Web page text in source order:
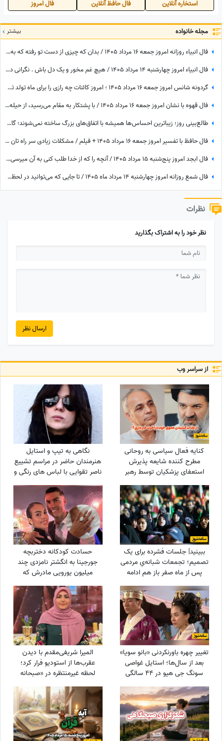
استخاره آنلاین فال حافظ آنلاین فال امروز
مجله خانواده بیشتر
فال انبیاء روزانه امروز جمعه 16 مرداد 1405 / بدان که چیزی از دست تو رفته که به سبب آن غم و اندوه می‌خوری، اما ...
فال انبیاء امروز چهارشنبه 14 مرداد 1405 / هیچ غم مخور و یک دل باش . نگرانی داری ولیکن در دل خود غم راه مده
گردونه شانس امروز جمعه 16 مرداد 1405 ؛ امروز کائنات چه رازی را برای ماه تولد تو فاش کرده؟
فال قهوه با نشان امروز جمعه 16 مرداد 1405 / با پشتکار به مقام می‌رسید، از حیله دوستان خود را پنهان کنید
طالع‌بینی روز؛ زیباترین احساس‌ها همیشه با اتفاق‌های بزرگ ساخته نمی‌شوند؛ گاهی یک نگاه یا یک توجه کوتاه می‌تواند یک روز معمولی را به خاطره‌ای خاص تبدیل کند / پنج‌شنبه 15 مرداد 1405
فال حافظ با تفسیر امروز جمعه 16 مرداد 1405 + فیلم / مشکلات زیادی سر راه تان وجود دارد اما ...
فال ابجد امروز پنج‌شنبه 15 مرداد 1405 / آنچه را که از خدا طلب کنی به آن میرسی اما ...
فال شمع روزانه امروز چهارشنبه 14 مرداد ماه 1405 / تا جایی که می‌توانید در لحظه حال زندگی کرده و از آن نهایت استفاده را ببرید
نظرات
نظر خود را به اشتراک بگذارید
ارسال نظر
از سراسر وب
کنایه فعال سیاسی به روحانی
مطرح کننده شایعه پذیرش
استعفای پزشکیان توسط رهبر
بیت رهبری جلوگیری نکردی؟
نگاهی به تیپ و استایل
هنرمندان حاضر در مراسم تشییع
ناصر تقوایی با لباس های رنگی و
مرحوم/ محسن شریفیان، شهاب
حسینی، مارال بنی آدم، ستاره
اسکندری و...
ببینید| جلسات فشرده برای یک
تصمیم؛ تجمعات شبانه‌یِ مردمی
پس از ماه صفر باز هم ادامه
حسادت کودکانه دختربچه
جورجینا به انگشتر نامزدی چند
میلیون یورویی مادرش که
تغییر چهره باورنکردنی «بانو سویا»
بعد از سال‌ها؛ استایل غواصی
سونگ جی هیو در 44 سالگی
المیرا شریفی‌مقدم با دیدن
عقرب‌ها از استودیو فرار کرد؛
لحظه غیرمنتظره در «صبحانه